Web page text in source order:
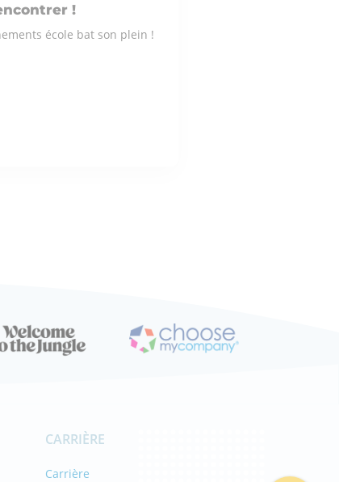
!
école bat son plein !
CARRIÈRE
Carrière